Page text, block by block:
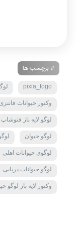
# برچسب ها
pixia_logo
وکتور حیوانات فانتزی
لوگو لایه باز فتوشاپ
لوگو حیوان
لوگوی حیوانات اهلی
لوگو حیوانات دریایی
وکتور لایه باز لوگو